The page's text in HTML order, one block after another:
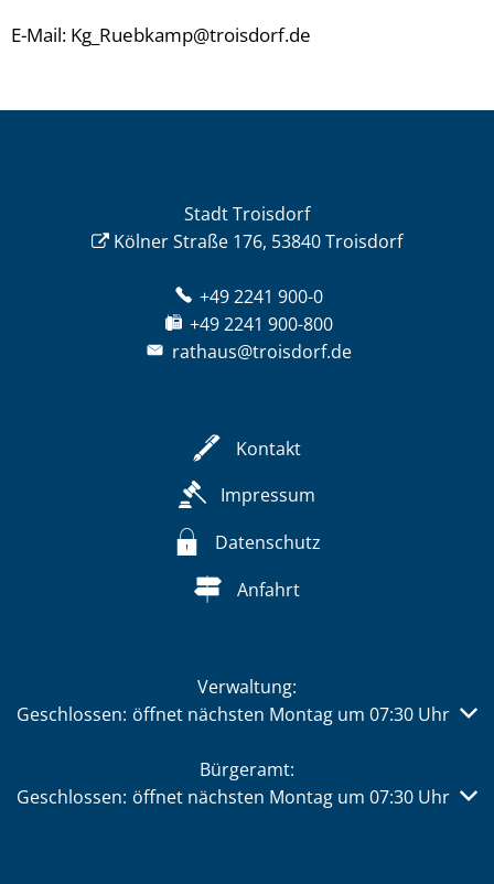
E-Mail: Kg_Ruebkamp@troisdorf.de
Stadt Troisdorf
Kölner Straße 176, 53840 Troisdorf
+49 2241 900-0
+49 2241 900-800
rathaus@troisdorf.de
Kontakt
Impressum
Datenschutz
Anfahrt
Verwaltung:
Klicken, um weitere Öffnungs- oder Schließzeiten
Geschlossen: öffnet nächsten Montag um 07:30 Uhr
Bürgeramt:
Klicken, um weitere Öffnungs- oder Schließzeiten
Geschlossen: öffnet nächsten Montag um 07:30 Uhr